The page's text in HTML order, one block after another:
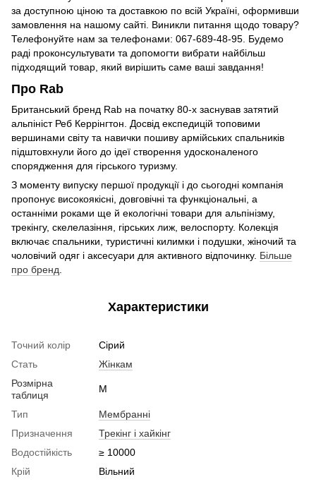
за доступною ціною та доставкою по всій Україні, оформивши
замовлення на нашому сайті. Виникли питання щодо товару?
Телефонуйте нам за телефонами: 067-689-48-95. Будемо
раді проконсультувати та допомогти вибрати найбільш
підходящий товар, який вирішить саме ваші завдання!
Про Rab
Британський бренд Rab на початку 80-х заснував затятий
альпініст Реб Керрінгтон. Досвід експедицій топовими
вершинами світу та навички пошиву армійських спальників
підштовхнули його до ідеї створення удосконаленого
спорядження для гірського туризму.
З моменту випуску першої продукції і до сьогодні компанія
пропонує високоякісні, довговічні та функціональні, а
останніми роками ще й екологічні товари для альпінізму,
трекінгу, скелелазіння, гірських лиж, велоспорту. Колекція
включає спальники, туристичні килимки і подушки, жіночий та
чоловічий одяг і аксесуари для активного відпочинку. Більше
про бренд.
Характеристики
Точний колір
Сірий
Стать
Жінкам
Розмірна
таблиця
M
Тип
Мембранні
Призначення
Трекінг і хайкінг
Водостійкість
≥ 10000
Крій
Вільний